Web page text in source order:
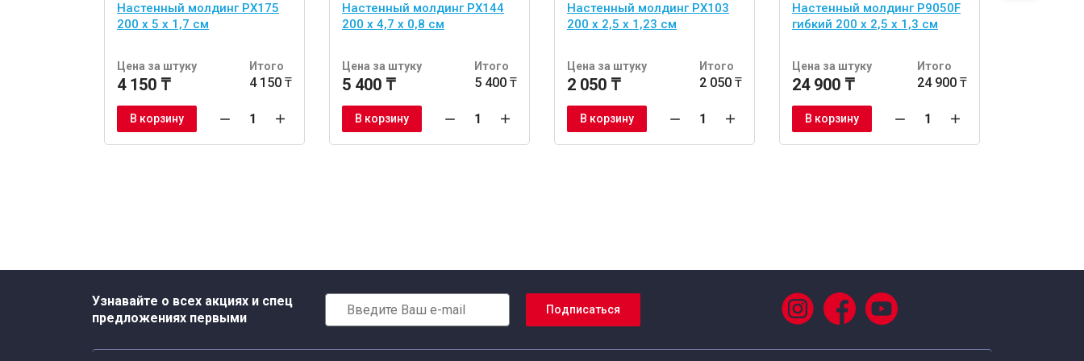
Настенный молдинг PX175
200 x 5 x 1,7 см
Цена за штуку
4 150 ₸
Итого
4 150 ₸
В корзину
Настенный молдинг PX144
200 x 4,7 x 0,8 см
Цена за штуку
5 400 ₸
Итого
5 400 ₸
В корзину
Настенный молдинг PX103
200 x 2,5 x 1,23 см
Цена за штуку
2 050 ₸
Итого
2 050 ₸
В корзину
Настенный молдинг P9050F
гибкий 200 x 2,5 x 1,3 см
Цена за штуку
24 900 ₸
Итого
24 900 ₸
В корзину
Узнавайте о всех акциях и спец
предложениях первыми
Подписаться